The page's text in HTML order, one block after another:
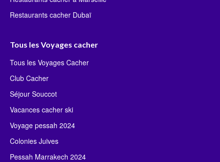
Restaurants cacher Dubaï
Tous les Voyages cacher
Tous les Voyages Cacher
Club Cacher
Séjour Souccot
Vacances cacher ski
Voyage pessah 2024
Colonies Juives
Pessah Marrakech 2024